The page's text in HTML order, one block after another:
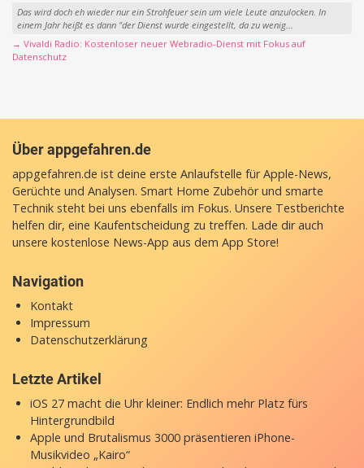
Das wird doch eh wieder nur ein Strohfeuer sein um viele Leute anzulocken. In
einem Jahr heißt es dann "der Dienst wurde eingestellt, da zu wenig...
→ Vivaldi Radio: Kostenloser neuer Webradio-Dienst mit Fokus auf
Datenschutz
Über appgefahren.de
appgefahren.de ist deine erste Anlaufstelle für Apple-News,
Gerüchte und Analysen. Smart Home Zubehör und smarte
Technik steht bei uns ebenfalls im Fokus. Unsere Testberichte
helfen dir, eine Kaufentscheidung zu treffen. Lade dir auch
unsere kostenlose News-App aus dem App Store!
Navigation
Kontakt
Impressum
Datenschutzerklärung
Letzte Artikel
iOS 27 macht die Uhr kleiner: Endlich mehr Platz fürs
Hintergrundbild
Apple und Brutalismus 3000 präsentieren iPhone-
Musikvideo „Kairo“